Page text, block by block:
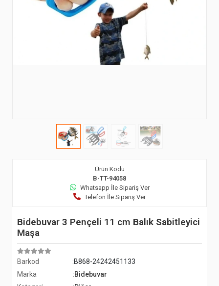
Ürün Kodu
B-TT-94058
Whatsapp İle Sipariş Ver
Telefon İle Sipariş Ver
Bidebuvar 3 Pençeli 11 cm Balık Sabitleyici
Maşa
Barkod
:B868-24242451133
Marka
:Bidebuvar